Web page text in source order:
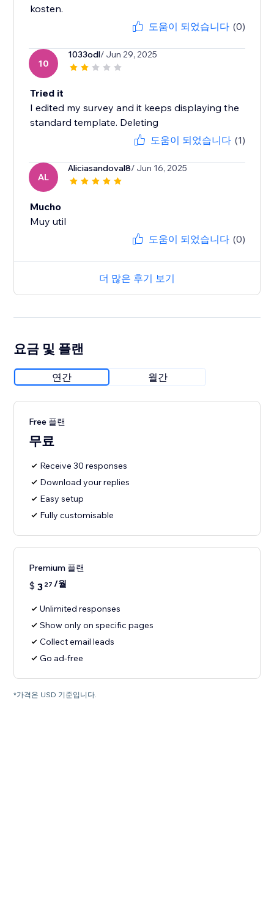
kosten.
도움이 되었습니다 (0)
10
1033odl/ Jun 29, 2025
Tried it
I edited my survey and it keeps displaying the
standard template. Deleting
도움이 되었습니다 (1)
AL
Aliciasandoval8/ Jun 16, 2025
Mucho
Muy util
도움이 되었습니다 (0)
더 많은 후기 보기
요금 및 플랜
연간 월간
Free 플랜
무료
Receive 30 responses
Download your replies
Easy setup
Fully customisable
Premium 플랜
$ 3 27 /월
Unlimited responses
Show only on specific pages
Collect email leads
Go ad-free
*가격은 USD 기준입니다.